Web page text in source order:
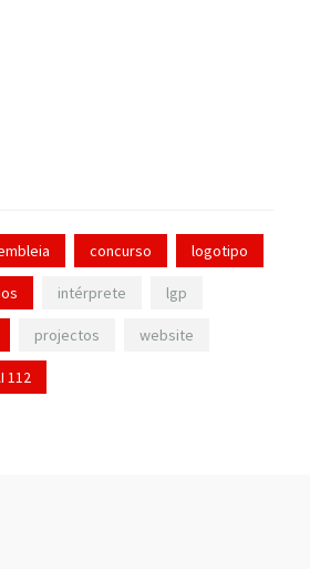
concurso logotipo
intérprete lgp
projectos website
112